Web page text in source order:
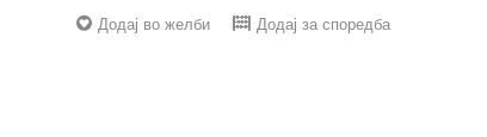
Додај во желби Додај за споредба